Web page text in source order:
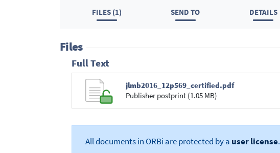
FILES (1) SEND TO DETAILS
Files
Full Text
jlmb2016_12p569_certified.pdf
Publisher postprint (1.05 MB)
All documents in ORBi are protected by a user license.